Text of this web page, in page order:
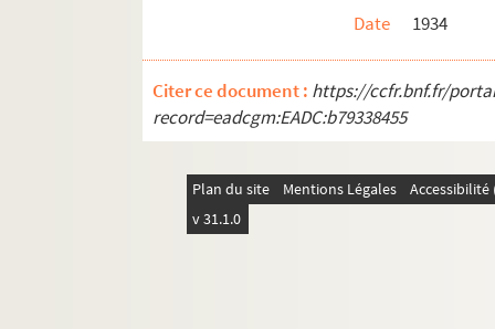
Date
1934
Citer ce document : https://ccfr.bnf.fr/
record=eadcgm:EADC:b79338455
Plan du site Mentions Légales
v 31.1.0